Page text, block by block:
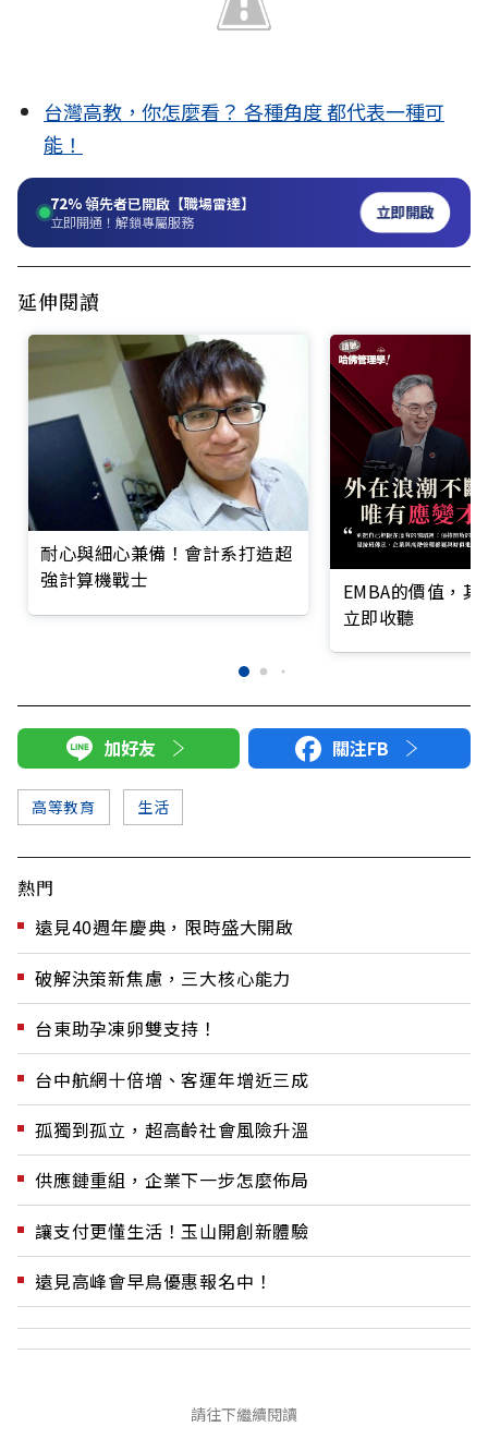
台灣高教，你怎麼看？ 各種角度 都代表一種可
能！
72%領先者已開啟【職場雷達】
立即開通！解鎖專屬服務 立即開啟
延伸閱讀
耐心與細心兼備！會計系打造超
強計算機戰士
EMBA的價值，
立即收聽
加好友 關注FB
高等教育 生活
熱門
遠見40週年慶典，限時盛大開啟
破解決策新焦慮，三大核心能力
台東助孕凍卵雙支持！
台中航網十倍增、客運年增近三成
孤獨到孤立，超高齡社會風險升溫
供應鏈重組，企業下一步怎麼佈局
讓支付更懂生活！玉山開創新體驗
遠見高峰會早鳥優惠報名中！
請往下繼續閱讀